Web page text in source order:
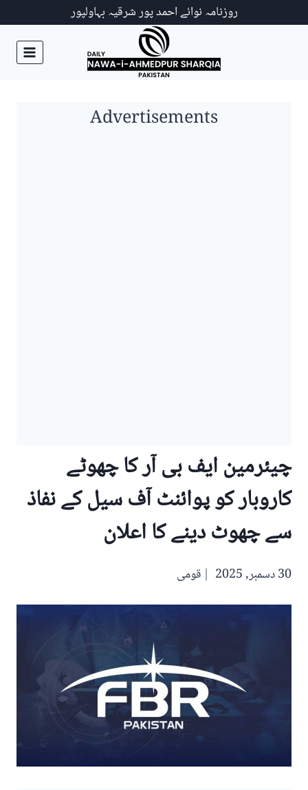
روزنامہ نوائے احمد پور شرقیہ بہاولپور
Advertisements
چیئرمین ایف بی آر کا چھوٹے
کاروبار کو پوائنٹ آف سیل کے نفاذ
سے چھوٹ دینے کا اعلان
30 دسمبر, 2025 قومی